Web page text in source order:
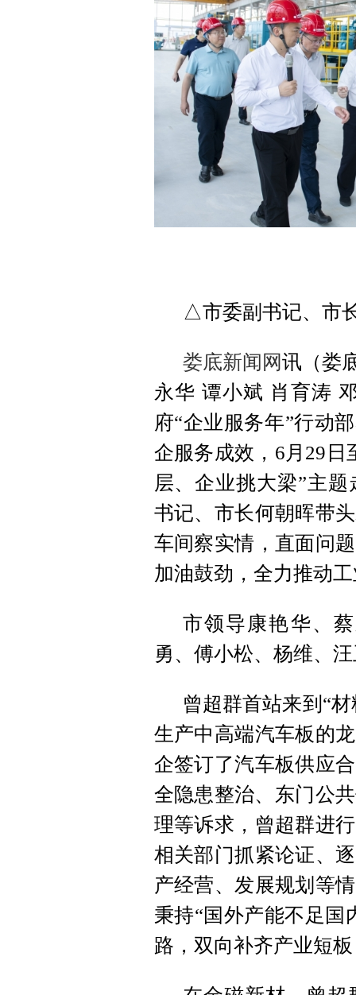
△市委副书记、市
娄底新闻网讯（娄
永华 谭小斌 肖育涛
府“企业服务年”行动
企服务成效，6月29日
层、企业挑大梁”主
书记、市长何朝晖带
车间察实情，直面问
加油鼓劲，全力推动
市领导康艳华、
勇、傅小松、杨维、
曾超群首站来到“
生产中高端汽车板的
企签订了汽车板供应
全隐患整治、东门公
理等诉求，曾超群进
相关部门抓紧论证、
产经营、发展规划等
秉持“国外产能不足国
路，双向补齐产业短